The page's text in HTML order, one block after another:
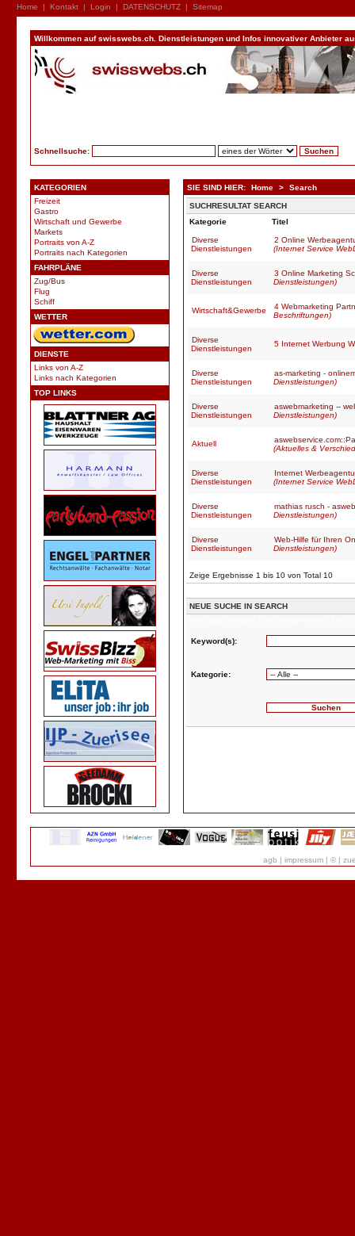
Home | Kontakt | Login | DATENSCHUTZ | Sitemap
Willkommen auf swisswebs.ch. Dienstleistungen und Infos innovativer Anbieter
Schnellsuche:
KATEGORIEN
Freizeit
Gastro
Wirtschaft und Gewerbe
Markets
Portraits von A-Z
Portraits nach Kategorien
FAHRPLÄNE
Zug/Bus
Flug
Schiff
WETTER
DIENSTE
Links von A-Z
Links nach Kategorien
TOP LINKS
SIE SIND HIER: Home > Search
SUCHRESULTAT SEARCH
Kategorie
Titel
Diverse
Dienstleistungen
2 Online
(Internet Service
Diverse
Dienstleistungen
3 Online Marketing
Dienstleistungen)
Wirtschaft&Gewerbe
4 Webmarketing
Beschriftungen)
Diverse
Dienstleistungen
5 Internet Werbung
Diverse
Dienstleistungen
as-marketing -
Dienstleistungen)
Diverse
Dienstleistungen
aswebmarketing --
Dienstleistungen)
Aktuell
(Aktuelles &
Diverse
Dienstleistungen
Internet
(Internet Service
Diverse
Dienstleistungen
mathias rusch -
Dienstleistungen)
Diverse
Dienstleistungen
Web-Hilfe für Ihren
Dienstleistungen)
Zeige Ergebnisse 1 bis 10 von Total 10
NEUE SUCHE IN SEARCH
Keyword(s):
Kategorie:
agb | impressum | © |